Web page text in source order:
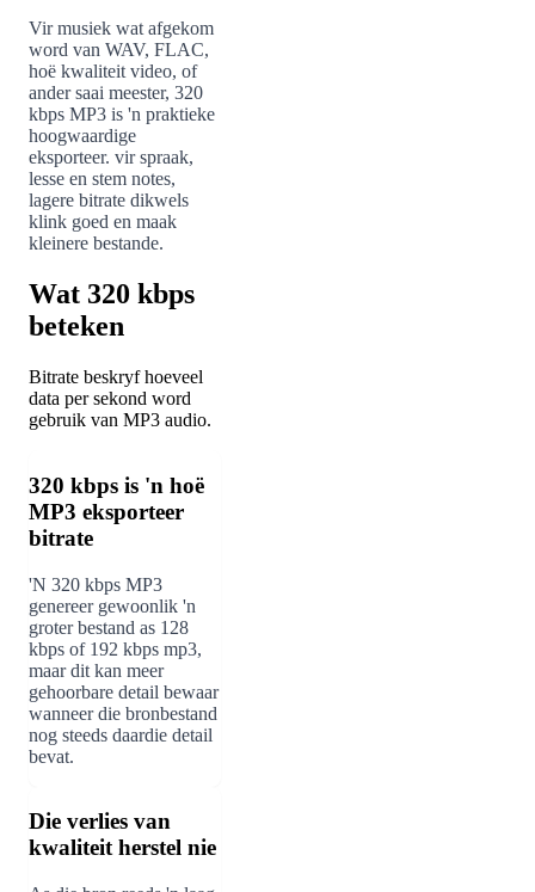
Vir musiek wat afgekom
word van WAV, FLAC,
hoë kwaliteit video, of
ander saai meester, 320
kbps MP3 is 'n praktieke
hoogwaardige
eksporteer. vir spraak,
lesse en stem notes,
lagere bitrate dikwels
klink goed en maak
kleinere bestande.
Wat 320 kbps
beteken
Bitrate beskryf hoeveel
data per sekond word
gebruik van MP3 audio.
320 kbps is 'n hoë
MP3 eksporteer
bitrate
'N 320 kbps MP3
genereer gewoonlik 'n
groter bestand as 128
kbps of 192 kbps mp3,
maar dit kan meer
gehoorbare detail bewaar
wanneer die bronbestand
nog steeds daardie detail
bevat.
Die verlies van
kwaliteit herstel nie